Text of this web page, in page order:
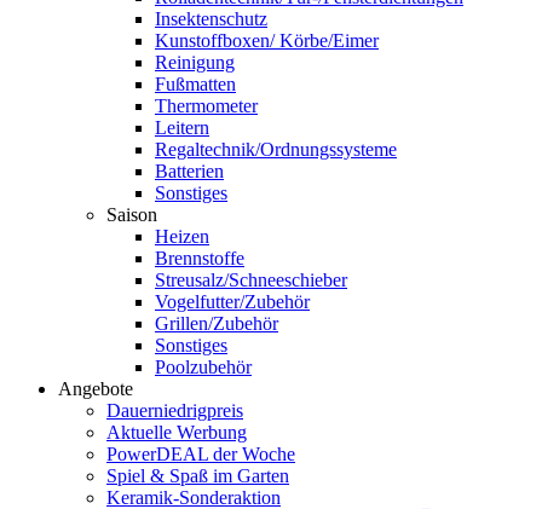
Insektenschutz
Kunstoffboxen/ Körbe/Eimer
Reinigung
Fußmatten
Thermometer
Leitern
Regaltechnik/Ordnungssysteme
Batterien
Sonstiges
Saison
Heizen
Brennstoffe
Streusalz/Schneeschieber
Vogelfutter/Zubehör
Grillen/Zubehör
Sonstiges
Poolzubehör
Angebote
Dauerniedrigpreis
Aktuelle Werbung
PowerDEAL der Woche
Spiel & Spaß im Garten
Keramik-Sonderaktion